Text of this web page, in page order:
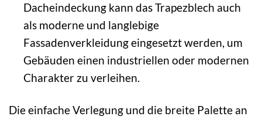
Dacheindeckung kann das Trapezblech auch
als moderne und langlebige
Fassadenverkleidung eingesetzt werden, um
Gebäuden einen industriellen oder modernen
Charakter zu verleihen.
Die einfache Verlegung und die breite Palette an